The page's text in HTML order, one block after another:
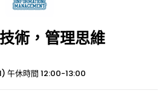
術，管理思維
午休時間 12:00-13:00